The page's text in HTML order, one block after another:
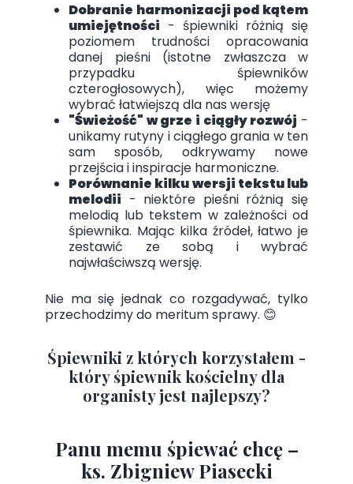
Dobranie harmonizacji pod kątem
umiejętności - śpiewniki różnią się
poziomem trudności opracowania
danej pieśni (istotne zwłaszcza w
przypadku śpiewników
czterogłosowych), więc możemy
wybrać łatwiejszą dla nas wersję
"Świeżość" w grze i ciągły rozwój -
unikamy rutyny i ciągłego grania w ten
sam sposób, odkrywamy nowe
przejścia i inspiracje harmoniczne.
Porównanie kilku wersji tekstu lub
melodii - niektóre pieśni różnią się
melodią lub tekstem w zależności od
śpiewnika. Mając kilka źródeł, łatwo je
zestawić ze sobą i wybrać
najwłaściwszą wersję.
Nie ma się jednak co rozgadywać, tylko
przechodzimy do meritum sprawy. 😊
Śpiewniki z których korzystałem -
który śpiewnik kościelny dla
organisty jest najlepszy?
Panu memu śpiewać chcę –
ks. Zbigniew Piasecki